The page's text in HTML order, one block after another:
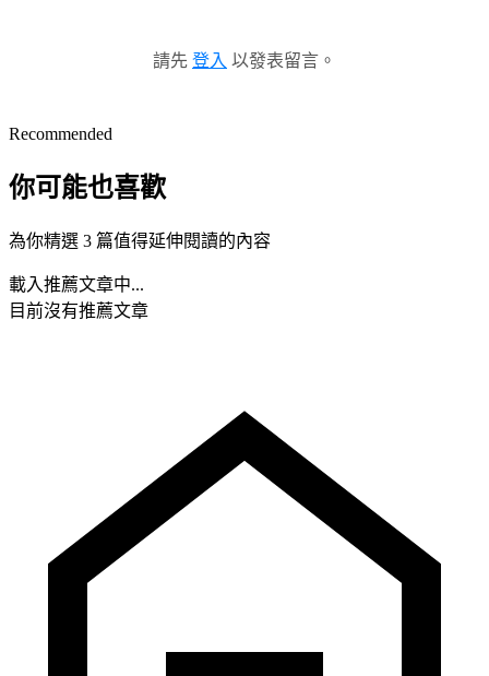
請先 登入 以發表留言。
Recommended
你可能也喜歡
為你精選 3 篇值得延伸閱讀的內容
載入推薦文章中...
目前沒有推薦文章